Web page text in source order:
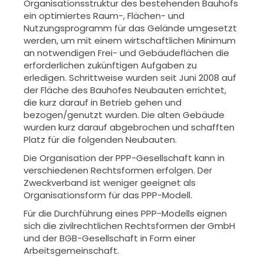
Organisationsstruktur des bestehenden Bauhofs
ein optimiertes Raum-, Flächen- und
Nutzungsprogramm für das Gelände umgesetzt
werden, um mit einem wirtschaftlichen Minimum
an notwendigen Frei- und Gebäudeflächen die
erforderlichen zukünftigen Aufgaben zu
erledigen. Schrittweise wurden seit Juni 2008 auf
der Fläche des Bauhofes Neubauten errichtet,
die kurz darauf in Betrieb gehen und
bezogen/genutzt wurden. Die alten Gebäude
wurden kurz darauf abgebrochen und schafften
Platz für die folgenden Neubauten.
Die Organisation der PPP-Gesellschaft kann in
verschiedenen Rechtsformen erfolgen. Der
Zweckverband ist weniger geeignet als
Organisationsform für das PPP-Modell.
Für die Durchführung eines PPP-Modells eignen
sich die zivilrechtlichen Rechtsformen der GmbH
und der BGB-Gesellschaft in Form einer
Arbeitsgemeinschaft.